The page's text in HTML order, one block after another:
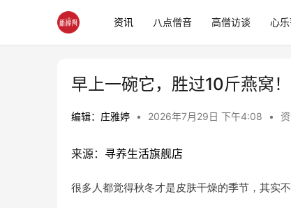
资讯 八点僧音 高僧访谈 心
早上一碗它，胜过10斤燕窝
编辑：庄雅婷 • 2026年7月29日 下午4:08 •
来源： 寻养生活旗舰店
很多人都觉得秋冬才是皮肤干燥的季节，其实